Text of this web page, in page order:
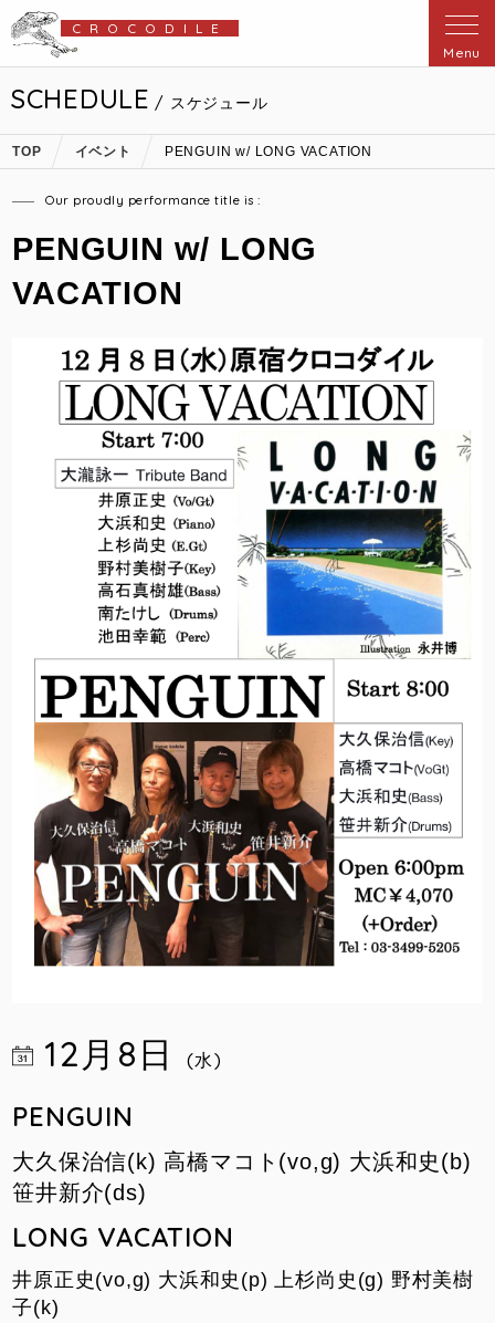
CROCODILE
Menu
SCHEDULE / スケジュール
TOP イベント PENGUIN w/ LONG VACATION
Our proudly performance title is :
PENGUIN w/ LONG
VACATION
12月8日 (水)
PENGUIN
大久保治信(k) 高橋マコト(vo,g) 大浜和史(b)
笹井新介(ds)
LONG VACATION
井原正史(vo,g) 大浜和史(p) 上杉尚史(g) 野村美樹
子(k)